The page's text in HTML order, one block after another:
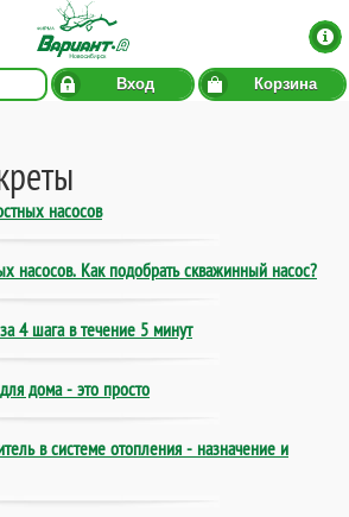
Вход Корзина
насосов
насосов. Как подобрать скважинный насос?
4 шага в течение 5 минут
дома - это просто
в системе отопления - назначение и